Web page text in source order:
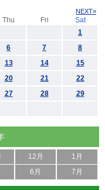
NEXT»
Thu Fri
Sat
1
6 7
8
13 14
15
20 21
22
27 28
29
12月
1月
6月 7月